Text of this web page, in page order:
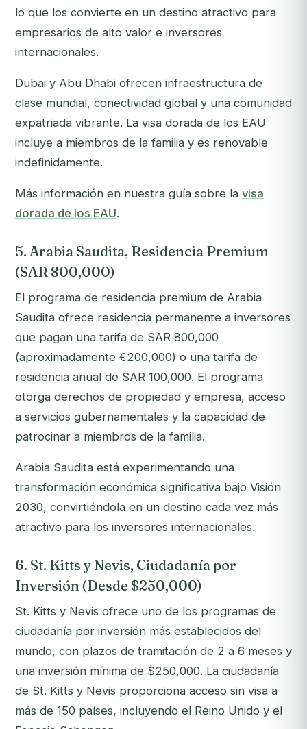
lo que los convierte en un destino atractivo para
empresarios de alto valor e inversores
internacionales.
Dubai y Abu Dhabi ofrecen infraestructura de
clase mundial, conectividad global y una comunidad
expatriada vibrante. La visa dorada de los EAU
incluye a miembros de la familia y es renovable
indefinidamente.
Más información en nuestra guía sobre la visa
dorada de los EAU.
5. Arabia Saudita, Residencia Premium
(SAR 800,000)
El programa de residencia premium de Arabia
Saudita ofrece residencia permanente a inversores
que pagan una tarifa de SAR 800,000
(aproximadamente €200,000) o una tarifa de
residencia anual de SAR 100,000. El programa
otorga derechos de propiedad y empresa, acceso
a servicios gubernamentales y la capacidad de
patrocinar a miembros de la familia.
Arabia Saudita está experimentando una
transformación económica significativa bajo Visión
2030, convirtiéndola en un destino cada vez más
atractivo para los inversores internacionales.
6. St. Kitts y Nevis, Ciudadanía por
Inversión (Desde $250,000)
St. Kitts y Nevis ofrece uno de los programas de
ciudadanía por inversión más establecidos del
mundo, con plazos de tramitación de 2 a 6 meses y
una inversión mínima de $250,000. La ciudadanía
de St. Kitts y Nevis proporciona acceso sin visa a
más de 150 países, incluyendo el Reino Unido y el